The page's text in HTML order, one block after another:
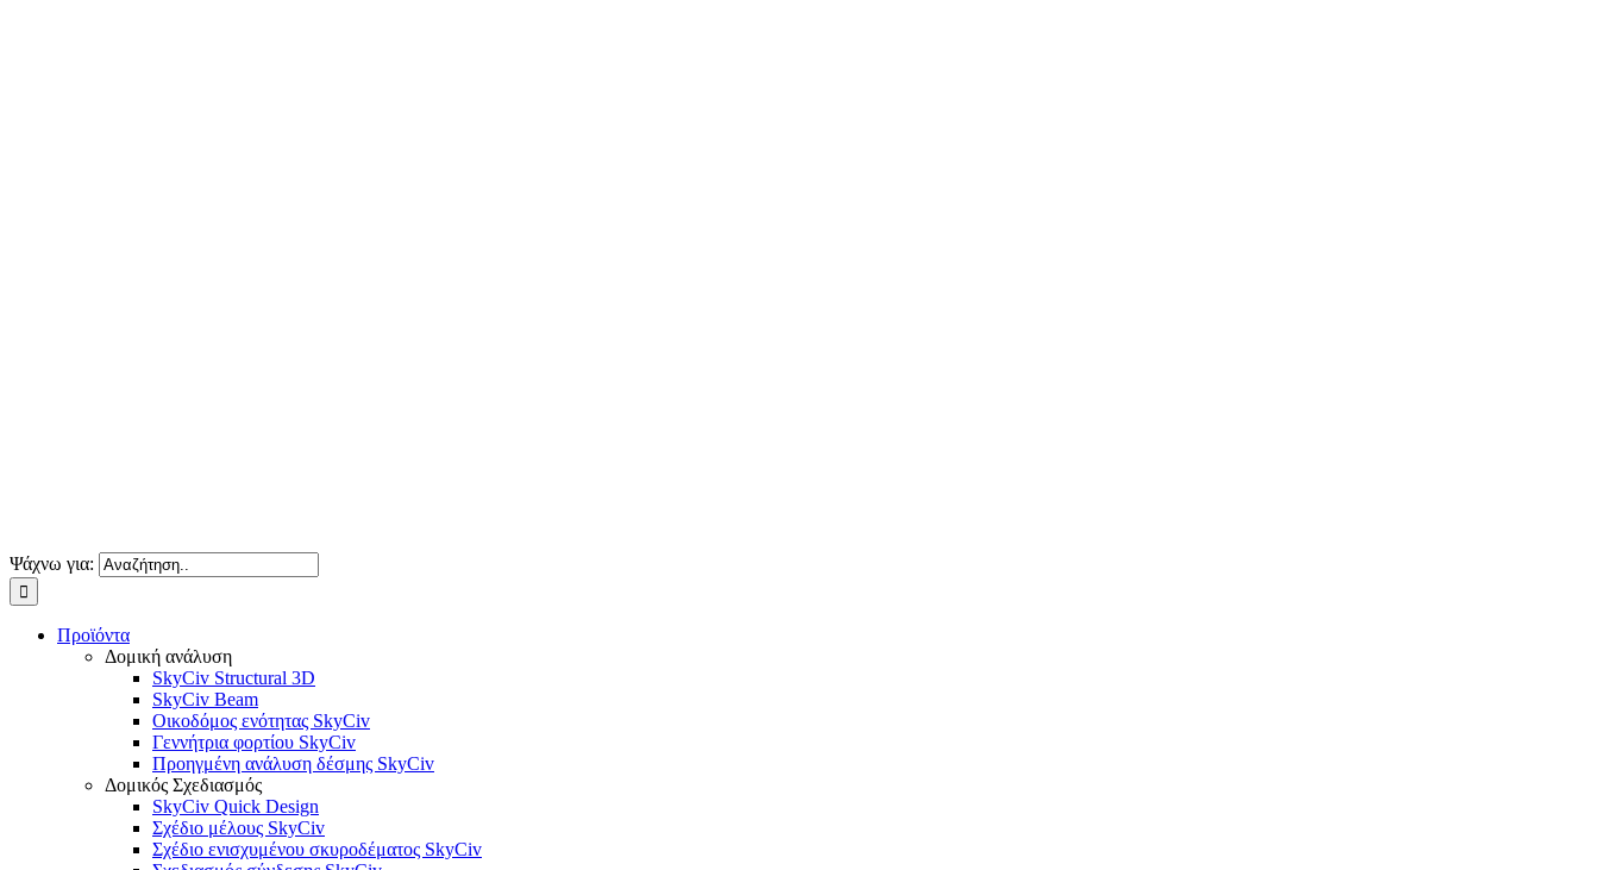
Ψάχνω για:
Προϊόντα
Δομική ανάλυση
SkyCiv Structural 3D
SkyCiv Beam
Οικοδόμος ενότητας SkyCiv
Γεννήτρια φορτίου SkyCiv
Προηγμένη ανάλυση δέσμης SkyCiv
Δομικός Σχεδιασμός
SkyCiv Quick Design
Σχέδιο μέλους SkyCiv
Σχέδιο ενισχυμένου σκυροδέματος SkyCiv